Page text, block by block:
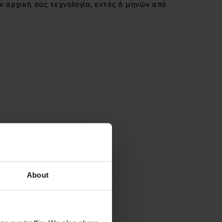
About
αρχική σας τεχνολογία, εντός 6 μηνών από